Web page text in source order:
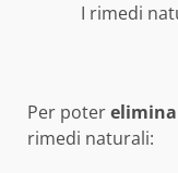
I rimedi
Per poter
rimedi naturali: